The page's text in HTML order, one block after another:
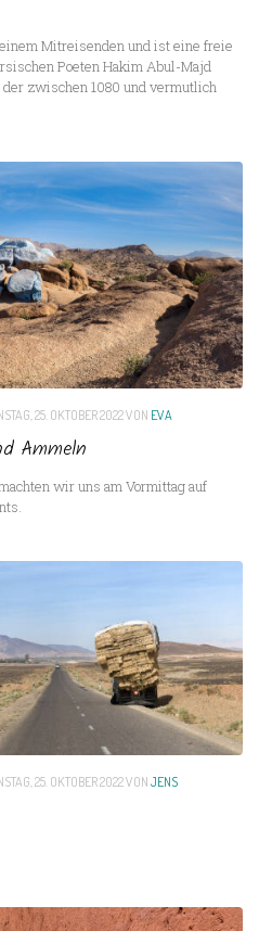
Mitreisenden und ist eine freie
Poeten Hakim Abul-Majd
der zwischen 1080 und vermutlich
25. OKTOBER 2022VON EVA
Ammeln
wir uns am Vormittag auf
25. OKTOBER 2022VONJENS